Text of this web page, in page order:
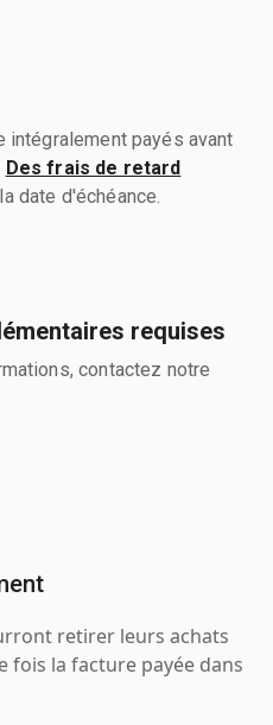
payés avant
Des frais de retard
date d'échéance.
requises
contactez notre
retirer leurs achats
fois la facture payée dans